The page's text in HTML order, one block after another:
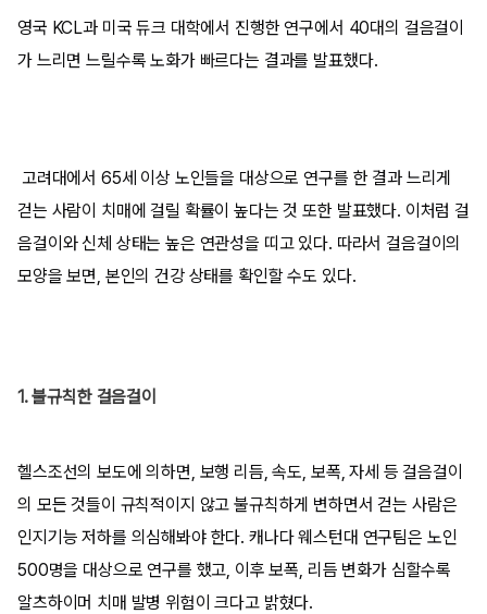
영국 KCL과 미국 듀크 대학에서 진행한 연구에서 40대의 걸음걸이
가 느리면 느릴수록 노화가 빠르다는 결과를 발표했다.
고려대에서 65세 이상 노인들을 대상으로 연구를 한 결과 느리게
걷는 사람이 치매에 걸릴 확률이 높다는 것 또한 발표했다. 이처럼 걸
음걸이와 신체 상태는 높은 연관성을 띠고 있다. 따라서 걸음걸이의
모양을 보면, 본인의 건강 상태를 확인할 수도 있다.
1. 불규칙한 걸음걸이
헬스조선의 보도에 의하면, 보행 리듬, 속도, 보폭, 자세 등 걸음걸이
의 모든 것들이 규칙적이지 않고 불규칙하게 변하면서 걷는 사람은
인지기능 저하를 의심해봐야 한다. 캐나다 웨스턴대 연구팀은 노인
500명을 대상으로 연구를 했고, 이후 보폭, 리듬 변화가 심할수록
알츠하이머 치매 발병 위험이 크다고 밝혔다.